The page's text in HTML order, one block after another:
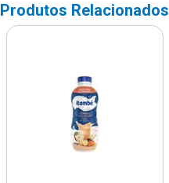
Produtos Relacionados